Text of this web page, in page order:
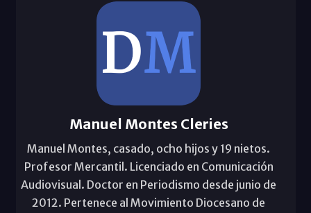
Manuel Montes Cleries
Manuel Montes, casado, ocho hijos y 19 nietos.
Profesor Mercantil. Licenciado en Comunicación
Audiovisual. Doctor en Periodismo desde junio de
2012. Pertenece al Movimiento Diocesano de